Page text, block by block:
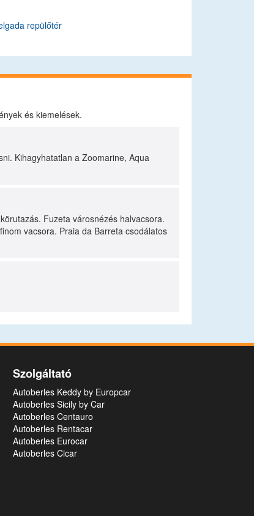
repülőtér
és kiemelések.
Kihagyhatatlan a Zoomarine, Aqua
Fuzeta városnézés halvacsora.
vacsora. Praia da Barreta csodálatos
Szolgáltató
Autoberles Keddy by Europcar
Autoberles Sicily by Car
Autoberles Centauro
Autoberles Rentacar
Autoberles Eurocar
Autoberles Cicar